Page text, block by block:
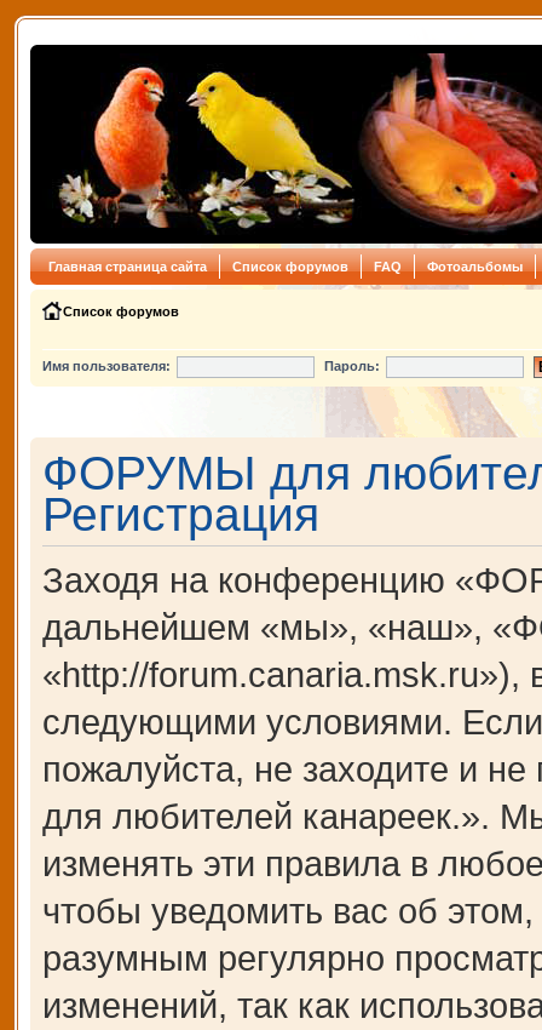
Главная страница сайта Список форумов FAQ Фотоальбомы
Список форумов
Имя пользователя: Пароль:
ФОРУМЫ для
Регистрация
Заходя на конференцию
дальнейшем «мы», «наш»,
«http://forum.canaria.msk.ru»),
следующими условиями.
пожалуйста, не заходите и
для любителей канареек.».
изменять эти правила в
чтобы уведомить вас об
разумным регулярно
изменений, так как